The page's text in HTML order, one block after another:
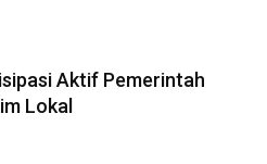
Aktif Pemerintah
Lokal